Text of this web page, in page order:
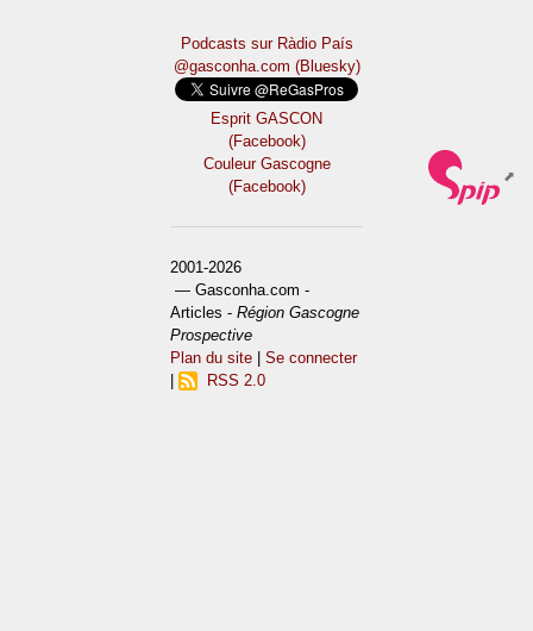
Podcasts sur Ràdio País
@gasconha.com (Bluesky)
Esprit GASCON
(Facebook)
Couleur Gascogne
(Facebook)
2001-2026
— Gasconha.com -
Articles -Région Gascogne
Prospective
Plan du site |Se connecter
RSS 2.0